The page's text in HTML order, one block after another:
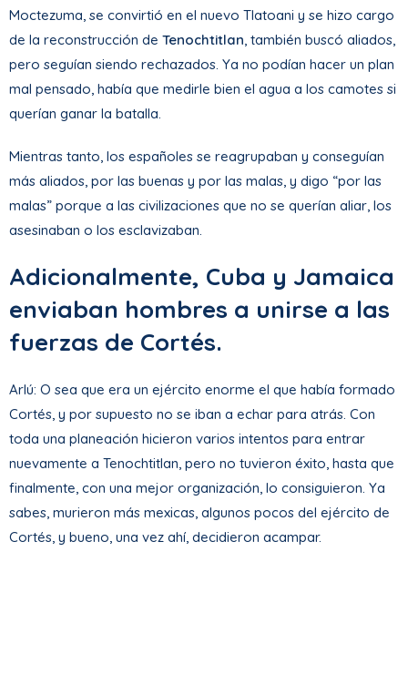
Moctezuma, se convirtió en el nuevo Tlatoani y se hizo cargo
de la reconstrucción de Tenochtitlan , también buscó aliados,
pero seguían siendo rechazados. Ya no podían hacer un plan
mal pensado, había que medirle bien el agua a los camotes si
querían ganar la batalla.
Mientras tanto, los españoles se reagrupaban y conseguían
más aliados, por las buenas y por las malas, y digo “por las
malas” porque a las civilizaciones que no se querían aliar, los
asesinaban o los esclavizaban.
Adicionalmente, Cuba y Jamaica
enviaban hombres a unirse a las
fuerzas de Cortés.
Arlú: O sea que era un ejército enorme el que había formado
Cortés, y por supuesto no se iban a echar para atrás. Con
toda una planeación hicieron varios intentos para entrar
nuevamente a Tenochtitlan, pero no tuvieron éxito, hasta que
finalmente, con una mejor organización, lo consiguieron. Ya
sabes, murieron más mexicas, algunos pocos del ejército de
Cortés, y bueno, una vez ahí, decidieron acampar.